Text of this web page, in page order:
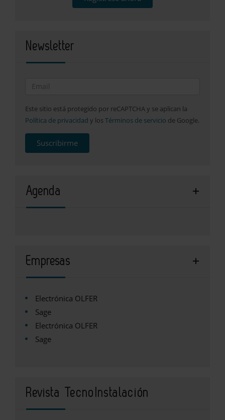
Newsletter
Este sitio está protegido por reCAPTCHA y se aplican la
Política de privacidad y los Términos de servicio de Google.
Suscribirme
Agenda
Empresas
Electrónica OLFER
Sage
Electrónica OLFER
Sage
Revista TecnoInstalación